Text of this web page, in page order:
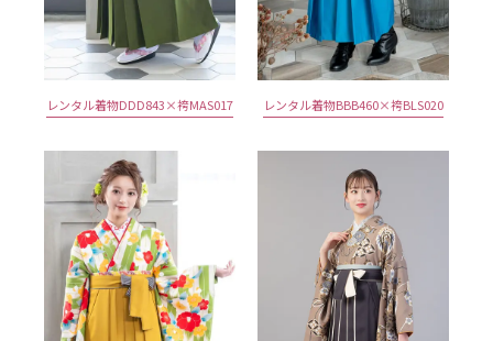
レンタル着物DDD843×袴MAS017 レンタル着物BBB460×袴BLS020